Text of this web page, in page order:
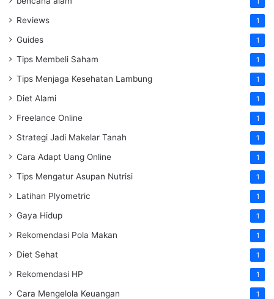
Reviews 1
Guides 1
Tips Membeli Saham 1
Tips Menjaga Kesehatan Lambung 1
Diet Alami 1
Freelance Online 1
Strategi Jadi Makelar Tanah 1
Cara Adapt Uang Online 1
Tips Mengatur Asupan Nutrisi 1
Latihan Plyometric 1
Gaya Hidup 1
Rekomendasi Pola Makan 1
Diet Sehat 1
Rekomendasi HP 1
Cara Mengelola Keuangan 1